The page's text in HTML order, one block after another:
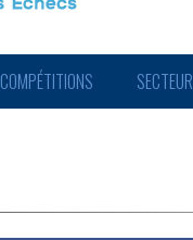
COMPÉTITIONS